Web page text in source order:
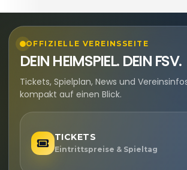
OFFIZIELLE VEREINSSEITE
DEIN HEIMSPIEL. DEIN FSV.
Tickets, Spielplan, News und
kompakt auf einen Blick.
TICKETS
Eintrittspreise & Spieltag